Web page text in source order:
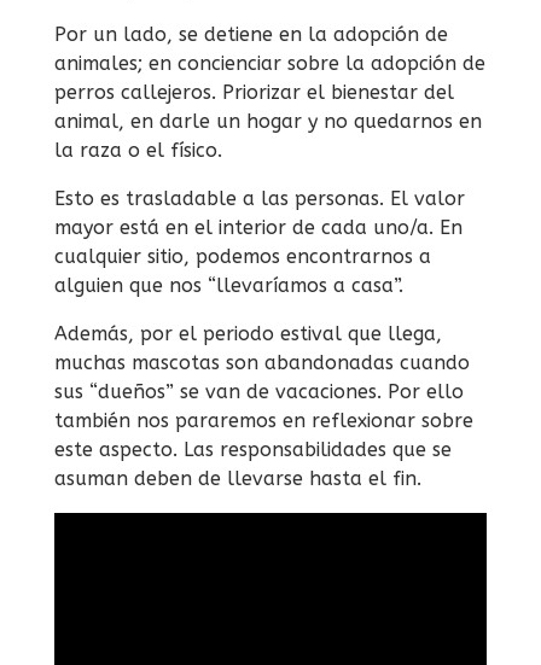
Por un lado, se detiene en la adopción de
animales; en concienciar sobre la adopción de
perros callejeros. Priorizar el bienestar del
animal, en darle un hogar y no quedarnos en
la raza o el físico.
Esto es trasladable a las personas. El valor
mayor está en el interior de cada uno/a. En
cualquier sitio, podemos encontrarnos a
alguien que nos “llevaríamos a casa”.
Además, por el periodo estival que llega,
muchas mascotas son abandonadas cuando
sus “dueños” se van de vacaciones. Por ello
también nos pararemos en reflexionar sobre
este aspecto. Las responsabilidades que se
asuman deben de llevarse hasta el fin.